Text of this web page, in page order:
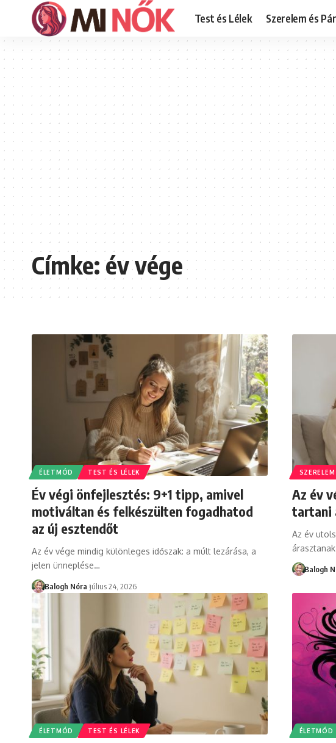
Test és Lélek Szerelem és
Címke:év vége
ÉLETMÓD TEST ÉS LÉLEK
Év végi önfejlesztés: 9+1 tipp, amivel
motiváltan és felkészülten fogadhatod
az új esztendőt
Az év vége mindig különleges időszak: a múlt lezárása, a
jelen ünneplése…
Balogh Nóra július 24, 2026
Az év
tartani
Az év
Balogh
ÉLETMÓD TEST ÉS LÉLEK ÉLETMÓD